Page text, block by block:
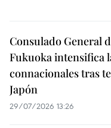
Consulado General
Fukuoka intensifica
connacionales tras
Japón
29/07/2026 13:26